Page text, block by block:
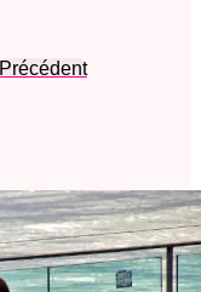
Précédent